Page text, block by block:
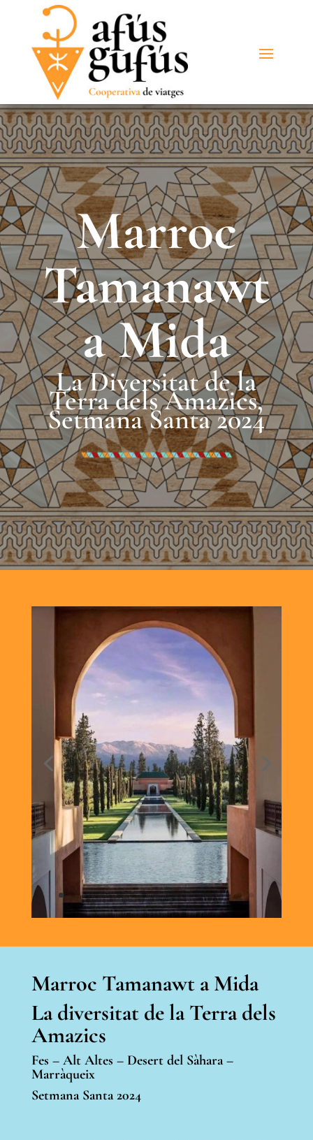
Marroc
Tamanawt
a Mida
La Diversitat de la
Terra dels Amazics,
Setmana Santa 2024
Marroc Tamanawt a Mida
La diversitat de la Terra dels
Amazics
Fes – Alt Altes – Desert del Sàhara –
Marràqueix
Setmana Santa 2024